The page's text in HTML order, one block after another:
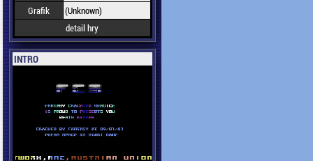
Grafik
(Unknown)
detail hry
INTRO